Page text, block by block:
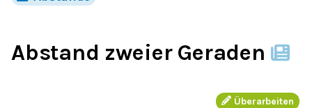
Abstand zweier Geraden
Überarbeiten